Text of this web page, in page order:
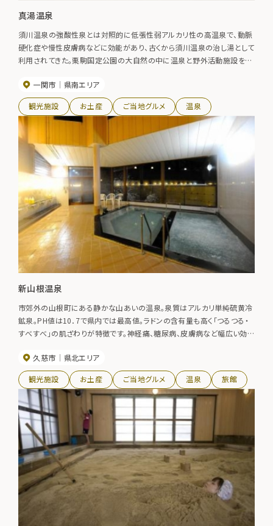
真湯温泉
須川温泉の強酸性泉とは対照的に低張性弱アルカリ性の高温泉で、動脈
硬化症や慢性皮膚病などに効能があり、古くから須川温泉の治し湯として
利用されてきた。栗駒国定公園の大自然の中に温泉と野外活動施設を併
コート、遊歩道、ジャブジャブ広場など、家族連れで楽しめる。
一関市 県南エリア
観光施設 お土産 ご当地グルメ 温泉
新山根温泉
市郊外の山根町にある静かな山あいの温泉。泉質はアルカリ単純硫黄冷
鉱泉。PH値は10．7で県内では最高値。ラドンの含有量も高く「つるつる・
すべすべ」の肌ざわりが特徴です。神経痛、糖尿病、皮膚病など幅広い効
久慈市
県北エリア
観光施設 お土産 ご当地グルメ 温泉 旅館